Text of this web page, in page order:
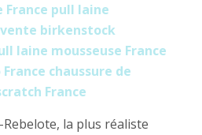
France pull laine
vente birkenstock
laine mousseuse France
chaussure de
France
Rebelote, la plus réaliste